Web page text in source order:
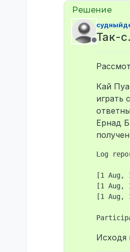
Не в сети
Так-
Кай
играть
Ернад
Log
[1 Aug,
[1 Aug,
[1 Aug,
Исходя